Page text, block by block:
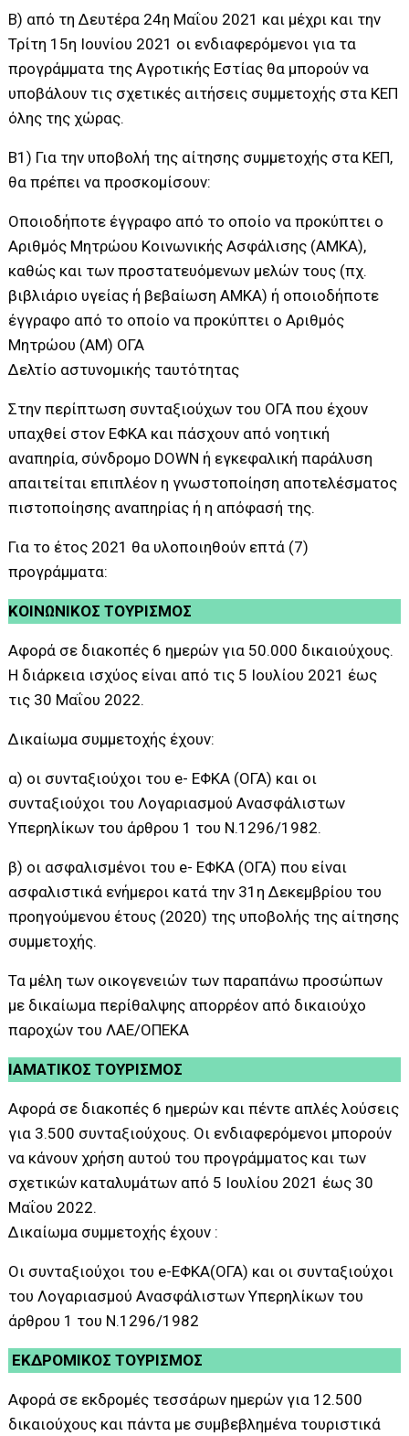
Β) από τη Δευτέρα 24η Μαΐου 2021 και μέχρι και την
Τρίτη 15η Ιουνίου 2021 οι ενδιαφερόμενοι για τα
προγράμματα της Αγροτικής Εστίας θα μπορούν να
υποβάλουν τις σχετικές αιτήσεις συμμετοχής στα ΚΕΠ
όλης της χώρας.
Β1) Για την υποβολή της αίτησης συμμετοχής στα ΚΕΠ,
θα πρέπει να προσκομίσουν:
Οποιοδήποτε έγγραφο από το οποίο να προκύπτει o
Αριθμός Μητρώου Κοινωνικής Ασφάλισης (ΑΜΚΑ),
καθώς και των προστατευόμενων μελών τους (πχ.
βιβλιάριο υγείας ή βεβαίωση ΑΜΚΑ) ή οποιοδήποτε
έγγραφο από το οποίο να προκύπτει ο Αριθμός
Μητρώου (ΑΜ) ΟΓΑ
Δελτίο αστυνομικής ταυτότητας
Στην περίπτωση συνταξιούχων του ΟΓΑ που έχουν
υπαχθεί στον ΕΦΚΑ και πάσχουν από νοητική
αναπηρία, σύνδρομο DOWN ή εγκεφαλική παράλυση
απαιτείται επιπλέον η γνωστοποίηση αποτελέσματος
πιστοποίησης αναπηρίας ή η απόφασή της.
Για το έτος 2021 θα υλοποιηθούν επτά (7)
προγράμματα:
ΚΟΙΝΩΝΙΚΟΣ ΤΟΥΡΙΣΜΟΣ
Αφορά σε διακοπές 6 ημερών για 50.000 δικαιούχους.
Η διάρκεια ισχύος είναι από τις 5 Ιουλίου 2021 έως
τις 30 Μαΐου 2022.
Δικαίωμα συμμετοχής έχουν:
α) οι συνταξιούχοι του e- ΕΦΚΑ (ΟΓΑ) και οι
συνταξιούχοι του Λογαριασμού Ανασφάλιστων
Υπερηλίκων του άρθρου 1 του Ν.1296/1982.
β) οι ασφαλισμένοι του e- ΕΦΚΑ (ΟΓΑ) που είναι
ασφαλιστικά ενήμεροι κατά την 31η Δεκεμβρίου του
προηγούμενου έτους (2020) της υποβολής της αίτησης
συμμετοχής.
Τα μέλη των οικογενειών των παραπάνω προσώπων
με δικαίωμα περίθαλψης απορρέον από δικαιούχο
παροχών του ΛΑΕ/ΟΠΕΚΑ
ΙΑΜΑΤΙΚΟΣ ΤΟΥΡΙΣΜΟΣ
Αφορά σε διακοπές 6 ημερών και πέντε απλές λούσεις
για 3.500 συνταξιούχους. Οι ενδιαφερόμενοι μπορούν
να κάνουν χρήση αυτού του προγράμματος και των
σχετικών καταλυμάτων από 5 Ιουλίου 2021 έως 30
Μαΐου 2022.
Δικαίωμα συμμετοχής έχουν :
Οι συνταξιούχοι του e-ΕΦΚΑ(ΟΓΑ) και οι συνταξιούχοι
του Λογαριασμού Ανασφάλιστων Υπερηλίκων του
άρθρου 1 του Ν.1296/1982
ΕΚΔΡΟΜΙΚΟΣ ΤΟΥΡΙΣΜΟΣ
Αφορά σε εκδρομές τεσσάρων ημερών για 12.500
δικαιούχους και πάντα με συμβεβλημένα τουριστικά